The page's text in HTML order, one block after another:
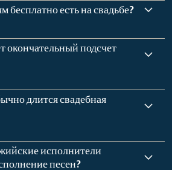
бесплатно есть на свадьбе?
окончательный подсчет
длится свадебная
исполнители
песен?